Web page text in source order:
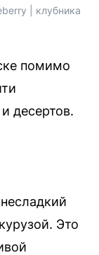
| клубника
помимо
десертов.
Это